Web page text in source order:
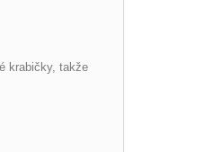
krabičky, takže